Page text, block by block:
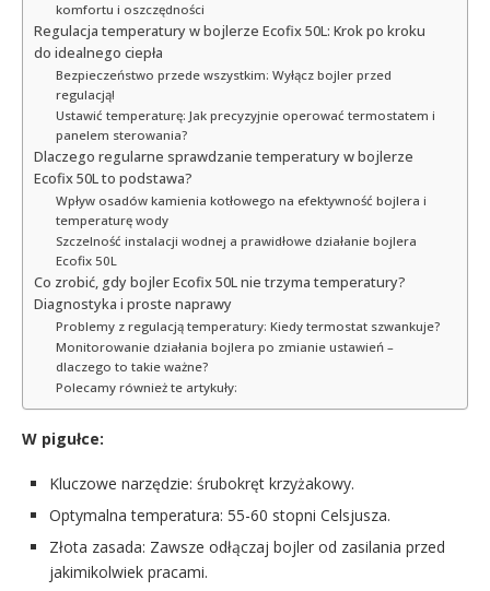
komfortu i oszczędności
Regulacja temperatury w bojlerze Ecofix 50L: Krok po kroku
do idealnego ciepła
Bezpieczeństwo przede wszystkim: Wyłącz bojler przed
regulacją!
Ustawić temperaturę: Jak precyzyjnie operować termostatem i
panelem sterowania?
Dlaczego regularne sprawdzanie temperatury w bojlerze
Ecofix 50L to podstawa?
Wpływ osadów kamienia kotłowego na efektywność bojlera i
temperaturę wody
Szczelność instalacji wodnej a prawidłowe działanie bojlera
Ecofix 50L
Co zrobić, gdy bojler Ecofix 50L nie trzyma temperatury?
Diagnostyka i proste naprawy
Problemy z regulacją temperatury: Kiedy termostat szwankuje?
Monitorowanie działania bojlera po zmianie ustawień –
dlaczego to takie ważne?
Polecamy również te artykuły:
W pigułce:
Kluczowe narzędzie: śrubokręt krzyżakowy.
Optymalna temperatura: 55-60 stopni Celsjusza.
Złota zasada: Zawsze odłączaj bojler od zasilania przed
jakimikolwiek pracami.